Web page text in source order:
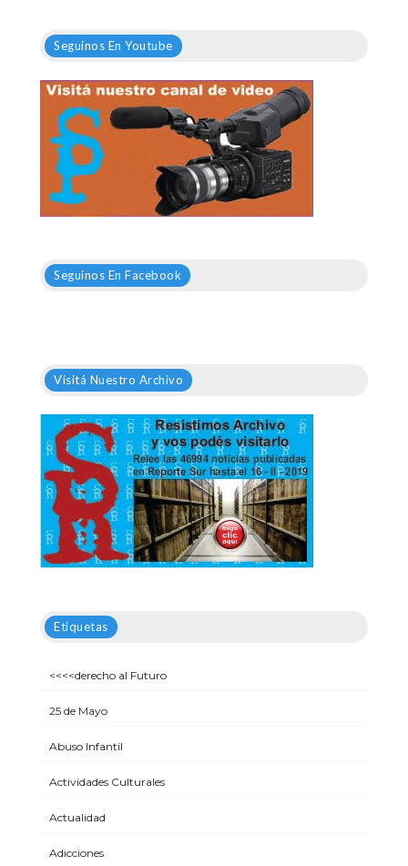
Seguinos En Youtube
Seguinos En Facebook
Visitá Nuestro Archivo
Etiquetas
<<<<derecho al Futuro
25 de Mayo
Abuso Infantil
Actividades Culturales
Actualidad
Adicciones